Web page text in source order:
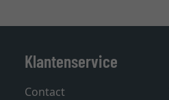
Klantenservice
Contact